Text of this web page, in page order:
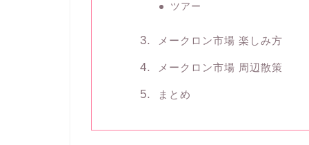
ツアー
メークロン市場 楽しみ方
メークロン市場 周辺散策
まとめ